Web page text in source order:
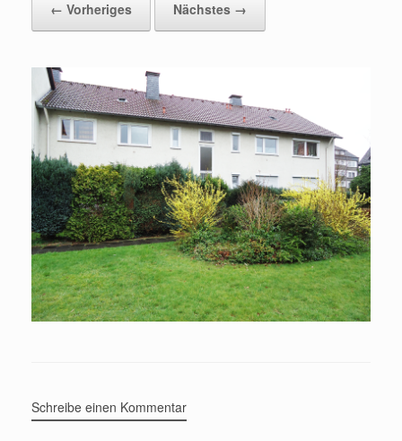
← Vorheriges
Nächstes →
Schreibe einen Kommentar